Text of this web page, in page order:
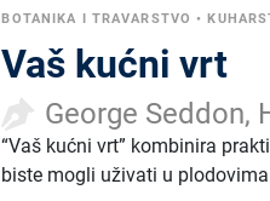
BOTANIKA I TRAVARSTVO •
Vaš kućni vrt
George Seddon,
“Vaš kućni vrt” kombinira
biste mogli uživati u